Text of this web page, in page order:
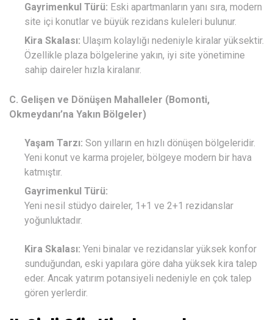
Gayrimenkul Türü: Eski apartmanların yanı sıra, modern
site içi konutlar ve büyük rezidans kuleleri bulunur.
Kira Skalası: Ulaşım kolaylığı nedeniyle kiralar yüksektir.
Özellikle plaza bölgelerine yakın, iyi site yönetimine
sahip daireler hızla kiralanır.
C. Gelişen ve Dönüşen Mahalleler (Bomonti,
Okmeydanı’na Yakın Bölgeler)
Yaşam Tarzı: Son yılların en hızlı dönüşen bölgeleridir.
Yeni konut ve karma projeler, bölgeye modern bir hava
katmıştır.
Gayrimenkul Türü:
Yeni nesil stüdyo daireler, 1+1 ve 2+1 rezidanslar
yoğunluktadır.
Kira Skalası: Yeni binalar ve rezidanslar yüksek konfor
sunduğundan, eski yapılara göre daha yüksek kira talep
eder. Ancak yatırım potansiyeli nedeniyle en çok talep
gören yerlerdir.